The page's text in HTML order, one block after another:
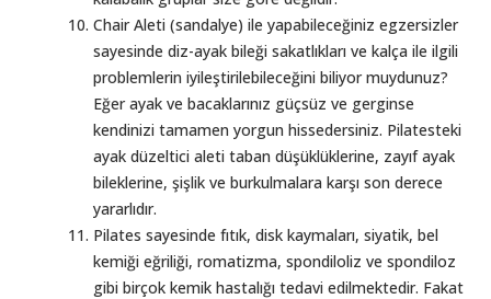
Chair Aleti (sandalye) ile yapabileceğiniz egzersizler
sayesinde diz-ayak bileği sakatlıkları ve kalça ile ilgili
problemlerin iyileştirilebileceğini biliyor muydunuz?
Eğer ayak ve bacaklarınız güçsüz ve gerginse
kendinizi tamamen yorgun hissedersiniz. Pilatesteki
ayak düzeltici aleti taban düşüklüklerine, zayıf ayak
bileklerine, şişlik ve burkulmalara karşı son derece
yararlıdır.
Pilates sayesinde fıtık, disk kaymaları, siyatik, bel
kemiği eğriliği, romatizma, spondiloliz ve spondiloz
gibi birçok kemik hastalığı tedavi edilmektedir. Fakat